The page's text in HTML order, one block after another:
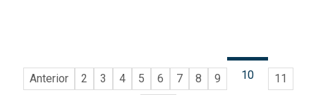
Anterior 2 3 4 5 6 7 8 9 10 11